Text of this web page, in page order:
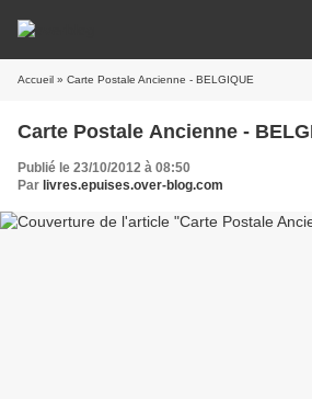
Accueil » Carte Postale Ancienne - BELGIQUE
Carte Postale Ancienne -
Publié le 23/10/2012 à 08:50
Par livres.epuises.over-blog.com